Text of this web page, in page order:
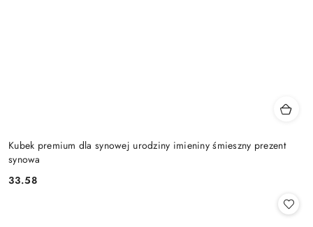
Kubek premium dla synowej urodziny imieniny śmieszny prezent
synowa
Cena:
33.58